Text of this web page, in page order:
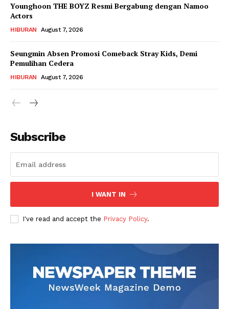
Younghoon THE BOYZ Resmi Bergabung dengan Namoo
Actors
HIBURAN August 7, 2026
Seungmin Absen Promosi Comeback Stray Kids, Demi
Pemulihan Cedera
HIBURAN August 7, 2026
Subscribe
I WANT IN
I've read and accept the Privacy Policy.